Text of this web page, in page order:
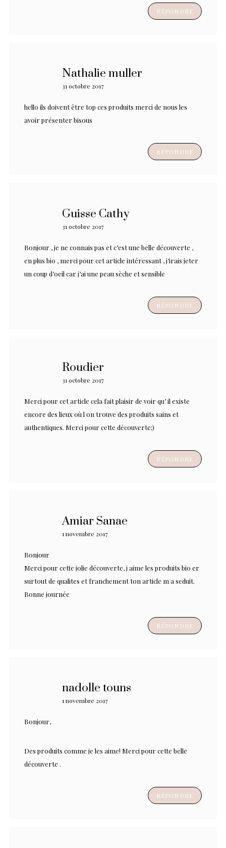
RÉPONDRE
Nathalie muller
31 octobre 2017
hello ils doivent être top ces produits merci de nous les
avoir présenter bisous
RÉPONDRE
Guisse Cathy
31 octobre 2017
Bonjour , je ne connais pas et c’est une belle découverte ,
en plus bio , merci pour cet article intéressant , j’irais jeter
un coup d’oeil car j’ai une peau sèche et sensible
RÉPONDRE
Roudier
31 octobre 2017
Merci pour cet article cela fait plaisir de voir qu’ il existe
encore des lieux où l on trouve des produits sains et
authentiques. Merci pour cette découverte;)
RÉPONDRE
Amiar Sanae
1 novembre 2017
Bonjour
Merci pour cette jolie découverte, j aime les produits bio er
surtout de qualites et franchement ton article m a seduit.
Bonne journée
RÉPONDRE
nadolle touns
1 novembre 2017
Bonjour,
Des produits comme je les aime! Merci pour cette belle
découverte .
RÉPONDRE